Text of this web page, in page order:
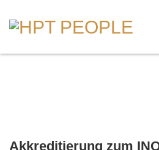
Akkreditierung zum